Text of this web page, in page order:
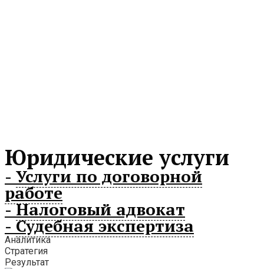
Юридические услуги
- Услуги по договорной
работе
-Налоговый адвокат
- Судебная экспертиза
Аналитика
Стратегия
Результат